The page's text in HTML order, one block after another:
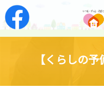
【くらしの